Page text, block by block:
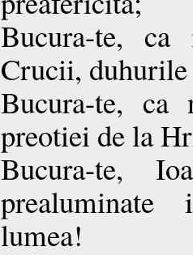
Bucura-te, ca
Crucii,
Bucura-te, ca
preotiei de la
Bucura-te,
prealuminate
lumea!